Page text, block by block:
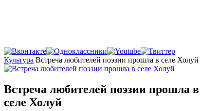
Главная
Культура Встреча любителей поэзии прошла в селе Холуй
Встреча любителей поэзии прошла в
селе Холуй